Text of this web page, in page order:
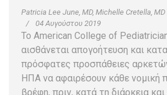
Patricia Lee June, MD, Michelle Cretella, MD
04 Αυγούστου 2019
Το American College of
αισθάνεται απογοήτευση και
πρόσφατες προσπάθειες
ΗΠΑ να αφαιρέσουν κάθε νομική
βρέφη, πριν, κατά τη διάρκεια